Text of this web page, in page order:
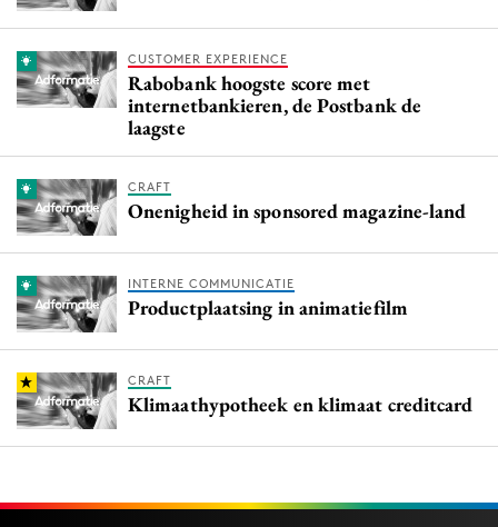
CUSTOMER EXPERIENCE
Rabobank hoogste score met
internetbankieren, de Postbank de
laagste
CRAFT
Onenigheid in sponsored magazine-land
INTERNE COMMUNICATIE
Productplaatsing in animatiefilm
CRAFT
Klimaathypotheek en klimaat creditcard